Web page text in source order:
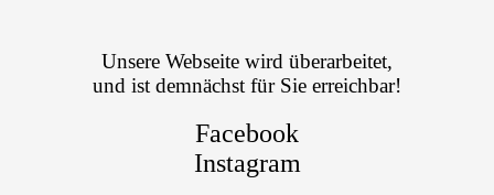
Unsere Webseite wird überarbeitet,
und ist demnächst für Sie erreichbar!
Facebook
Instagram